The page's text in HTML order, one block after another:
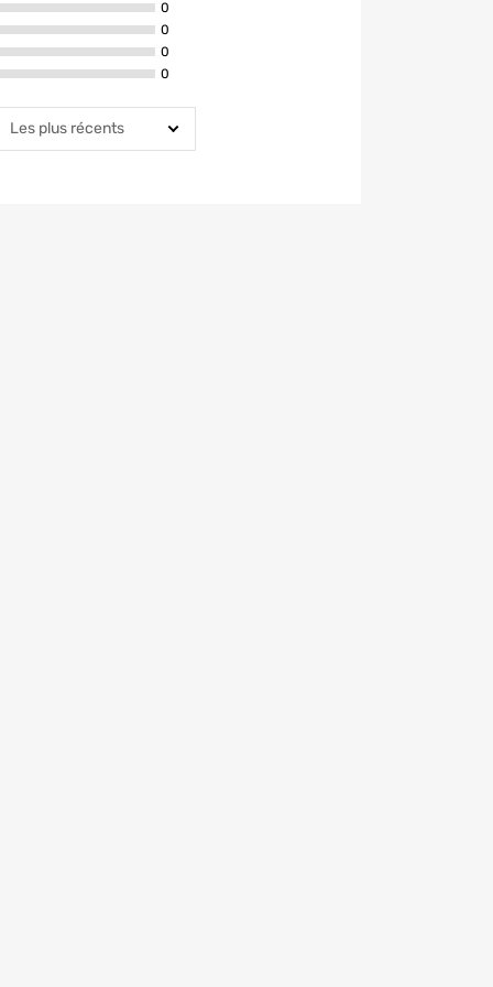
0avis ont la note de 4 étoiles
0avis ont la note de 3 étoiles
0avis ont la note de 2 étoiles
0avis ont la note de 1 étoiles